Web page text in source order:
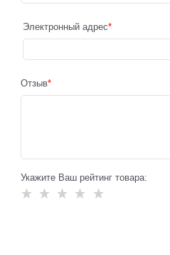
Электронный адрес
Отзыв
Укажите Ваш рейтинг товара: